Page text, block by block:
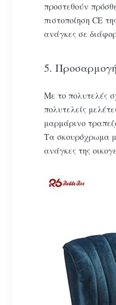
προστεθούν
πιστοποίηση CE
ανάγκες σε
5.
Με το πολυτελές
πολυτελείς
μαρμάρινο
Τα σκουρόχρωμα
ανάγκες της